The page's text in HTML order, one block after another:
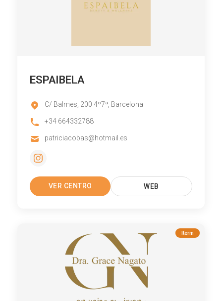
ESPAIBELA
C/ Balmes, 200 4º7ª, Barcelona
+34 664332788
patriciacobas@hotmail.es
VER CENTRO WEB
Iterm